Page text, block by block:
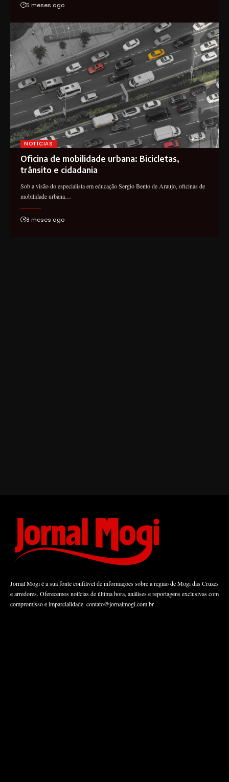
5 meses ago
NOTÍCIAS
Oficina de mobilidade urbana: Bicicletas,
trânsito e cidadania
Sob a visão do especialista em educação Sergio Bento de Araujo, oficinas de
mobilidade urbana…
8 meses ago
Jornal Mogi é a sua fonte confiável de informações sobre a região de Mogi das Cruzes
e arredores. Oferecemos notícias de última hora, análises e reportagens exclusivas com
compromisso e imparcialidade. contato@jornalmogi.com.br